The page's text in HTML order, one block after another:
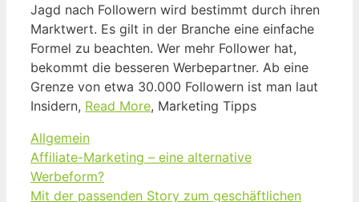
Jagd nach Followern wird bestimmt durch ihren
Marktwert. Es gilt in der Branche eine einfache
Formel zu beachten. Wer mehr Follower hat,
bekommt die besseren Werbepartner. Ab eine
Grenze von etwa 30.000 Followern ist man laut
Insidern, Read More, Marketing Tipps
Kategorien
Allgemein
Affiliate-Marketing – eine alternative
Werbeform?
Mit der passenden Story zum geschäftlichen